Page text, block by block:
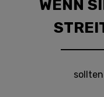
WENN